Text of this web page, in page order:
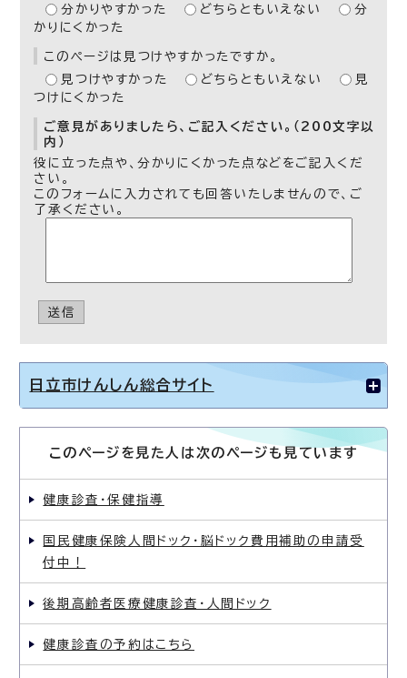
分かりやすかった
どちらともいえない
分
かりにくかった
このページは見つけやすかったですか。
見つけやすかった
どちらともいえない
見
つけにくかった
ご意見がありましたら、ご記入ください。（200文字以
内）
役に立った点や、分かりにくかった点などをご記入くだ
さい。
このフォームに入力されても回答いたしませんので、ご
了承ください。
送信
日立市けんしん総合サイト
このページを見た人は次のページも見ています
健康診査・保健指導
国民健康保険人間ドック・脳ドック費用補助の申請受
付中！
後期高齢者医療健康診査・人間ドック
健康診査の予約はこちら